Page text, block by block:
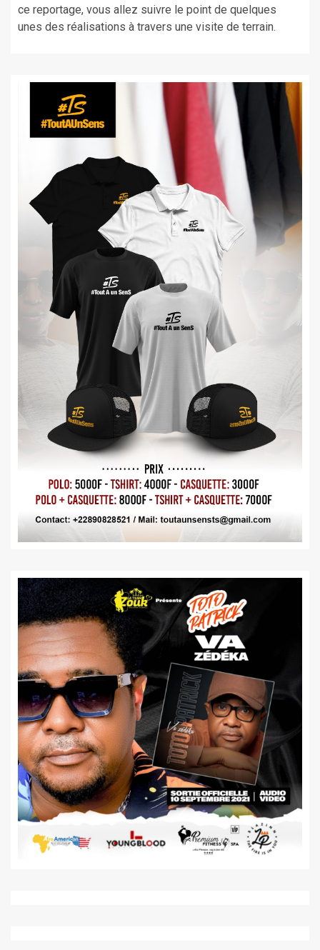
ce reportage, vous allez suivre le point de quelques
unes des réalisations à travers une visite de terrain.